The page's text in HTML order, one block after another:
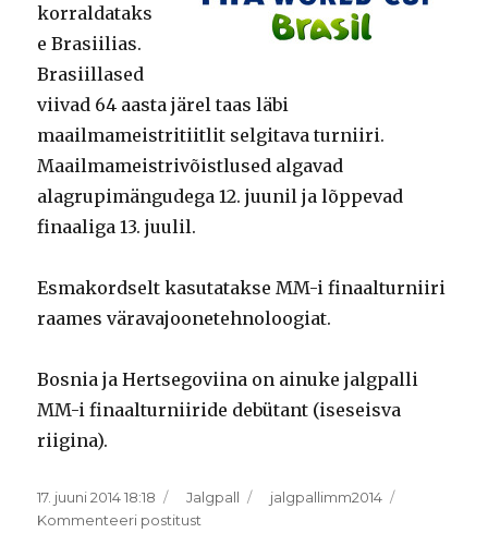
korraldataks
e Brasiilias.
Brasiillased
viivad 64 aasta järel taas läbi
maailmameistritiitlit selgitava turniiri.
Maailmameistrivõistlused algavad
alagrupimängudega 12. juunil ja lõppevad
finaaliga 13. juulil.
Esmakordselt kasutatakse MM-i finaalturniiri
raames väravajoonetehnoloogiat.
Bosnia ja Hertsegoviina on ainuke jalgpalli
MM-i finaalturniiride debütant (iseseisva
riigina).
Postitatud
17. juuni 2014 18:18 Rubriigid
Jalgpall Sildid
jalgpallimm2014
Kommenteeri postitust